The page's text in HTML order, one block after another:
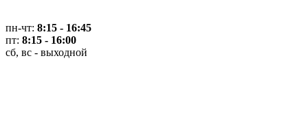
пн-чт: 8:15 - 16:45
пт: 8:15 - 16:00
сб, вс - выходной